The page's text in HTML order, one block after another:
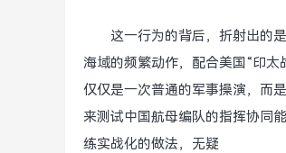
这一行为的背后，折射出的
海域的频繁动作，配合美国“印太
仅仅是一次普通的军事操演，而
来测试中国航母编队的指挥协同
练实战化的做法，无疑